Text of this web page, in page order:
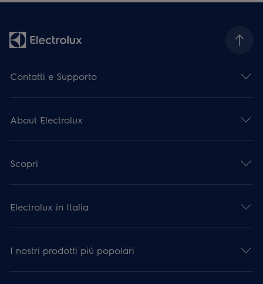
Contatti e Supporto
About Electrolux
Scopri
Electrolux in Italia
I nostri prodotti più popolari